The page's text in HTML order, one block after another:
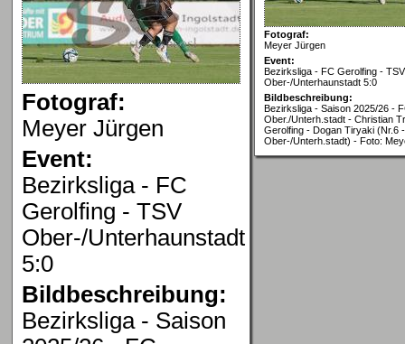
Fotograf:
Meyer Jürgen
Event:
Bezirksliga - FC
Gerolfing - TSV
Ober-/Unterhaunstadt
5:0
Bildbeschreibung:
Bezirksliga - Saison
Fotograf:
Meyer Jürgen
Event:
Bezirksliga - FC Gerolfing - TSV
Ober-/Unterhaunstadt 5:0
Bildbeschreibung:
Bezirksliga - Saison 2025/26 -
Ober./Unterh.stadt - Christian
Gerolfing - Dogan Tiryaki (Nr.6
Ober-/Unterh.stadt) - Foto: